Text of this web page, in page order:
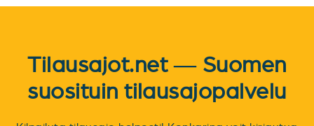
Tilausajot.net — Suomen
suosituin tilausajopalvelu